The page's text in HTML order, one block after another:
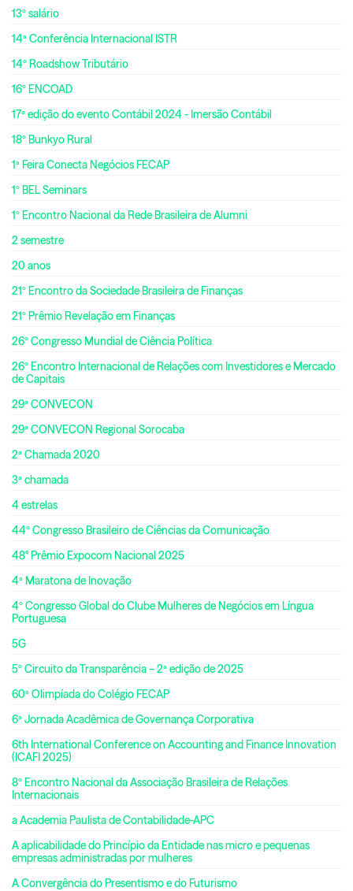
13º salário
14ª Conferência Internacional ISTR
14º Roadshow Tributário
16º ENCOAD
17ª edição do evento Contábil 2024 - Imersão Contábil
18º Bunkyo Rural
1ª Feira Conecta Negócios FECAP
1º BEL Seminars
1º Encontro Nacional da Rede Brasileira de Alumni
2 semestre
20 anos
21º Encontro da Sociedade Brasileira de Finanças
21º Prêmio Revelação em Finanças
26º Congresso Mundial de Ciência Política
26º Encontro Internacional de Relações com Investidores e Mercado
de Capitais
29ª CONVECON
29ª CONVECON Regional Sorocaba
2ª Chamada 2020
3ª chamada
4 estrelas
44º Congresso Brasileiro de Ciências da Comunicação
48° Prêmio Expocom Nacional 2025
4ª Maratona de Inovação
4º Congresso Global do Clube Mulheres de Negócios em Língua
Portuguesa
5G
5º Circuito da Transparência – 2ª edição de 2025
60ª Olimpíada do Colégio FECAP
6ª Jornada Acadêmica de Governança Corporativa
6th International Conference on Accounting and Finance Innovation
(ICAFI 2025)
8º Encontro Nacional da Associação Brasileira de Relações
Internacionais
a Academia Paulista de Contabilidade-APC
A aplicabilidade do Princípio da Entidade nas micro e pequenas
empresas administradas por mulheres
A Convergência do Presentismo e do Futurismo